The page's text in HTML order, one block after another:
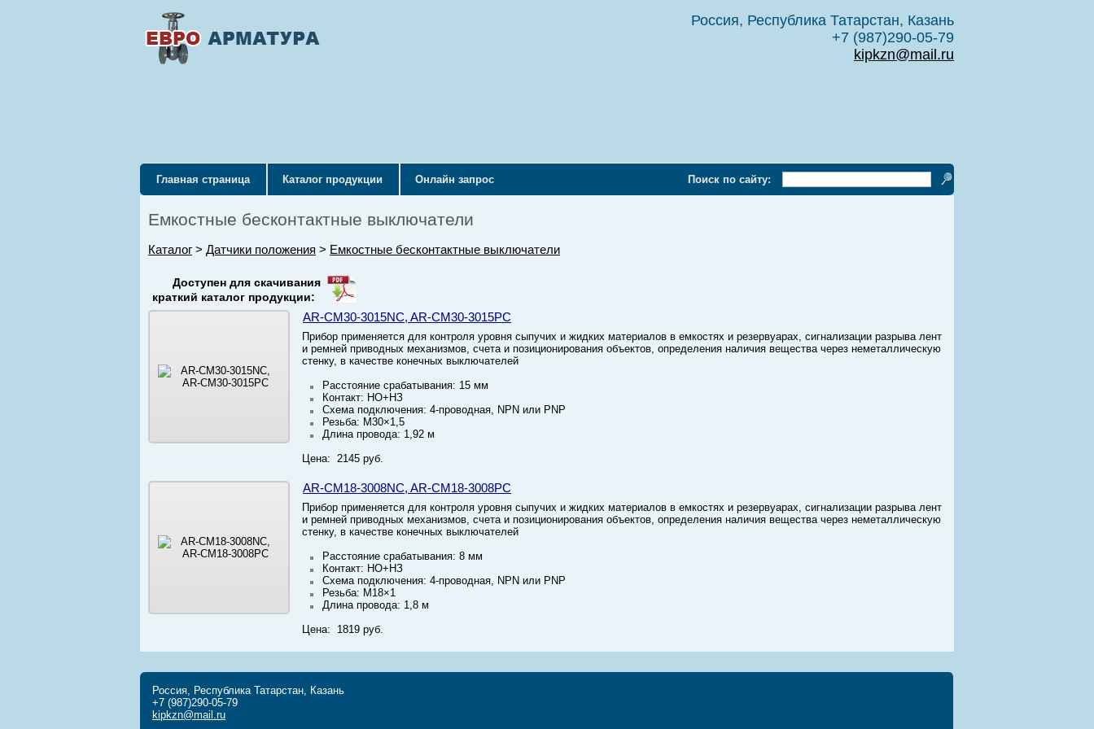
Главная страница Каталог продукции Онлайн запрос
Россия, Республика Татарстан, Казань
+7 (987)290-05-79
kipkzn@mail.ru
Поиск по сайту:
Емкостные бесконтактные выключатели
Каталог > Датчики положения > Емкостные бесконтактные выключатели
Доступен для скачивания
краткий каталог продукции:
AR-CM30-3015NC, AR-CM30-3015PC
Прибор применяется для контроля уровня сыпучих и жидких материалов в емкостях и резервуарах, сигнализации разрыва лент
и ремней приводных механизмов, счета и позиционирования объектов, определения наличия вещества через неметаллическую
стенку, в качестве конечных выключателей
Расстояние срабатывания: 15 мм
Контакт: HО+НЗ
Схема подключения: 4-проводная, NPN или PNP
Резьба: М30×1,5
Длина провода: 1,92 м
Цена: 2145 руб.
AR-CM18-3008NC, AR-CM18-3008PC
Прибор применяется для контроля уровня сыпучих и жидких материалов в емкостях и резервуарах, сигнализации разрыва лент
и ремней приводных механизмов, счета и позиционирования объектов, определения наличия вещества через неметаллическую
стенку, в качестве конечных выключателей
Расстояние срабатывания: 8 мм
Контакт: HО+НЗ
Схема подключения: 4-проводная, NPN или PNP
Резьба: М18×1
Длина провода: 1,8 м
Цена: 1819 руб.
Россия, Республика Татарстан, Казань
+7 (987)290-05-79
kipkzn@mail.ru